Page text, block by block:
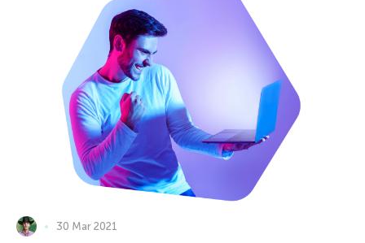
30 Mar 2021